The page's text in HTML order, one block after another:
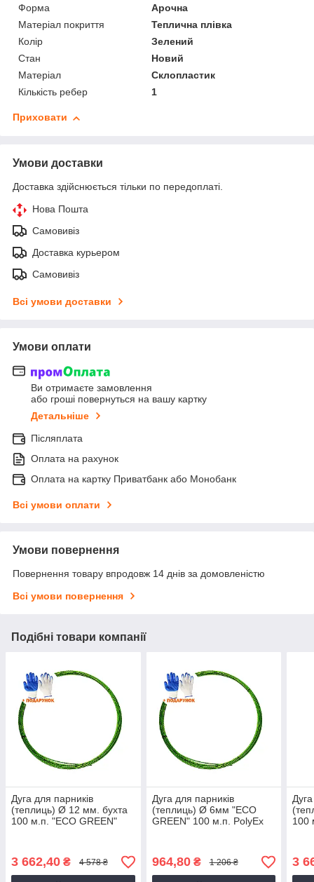
Форма
Арочна
Матеріал покриття
Теплична плівка
Колір
Зелений
Стан
Новий
Матеріал
Склопластик
Кількість ребер
1
Приховати
Умови доставки
Доставка здійснюється тільки по передоплаті.
Нова Пошта
Самовивіз
Доставка курьером
Самовивіз
Всі умови доставки
Умови оплати
Ви отримаєте замовлення
або гроші повернуться на вашу картку
Детальніше
Післяплата
Оплата на рахунок
Оплата на картку Приватбанк або Монобанк
Всі умови оплати
Умови повернення
Повернення товару впродовж 14 днів за домовленістю
Всі умови повернення
Подібні товари компанії
Дуга для парників
(теплиць) Ø 12 мм. бухта
100 м.п. "ЕCО GREEN"
3 662,40 ₴ 4 578 ₴
Дуга для парників
(теплиць) Ø 6мм "ЕCО
GREEN" 100 м.п. PolyEx
964,80₴ 1 206 ₴
100
3